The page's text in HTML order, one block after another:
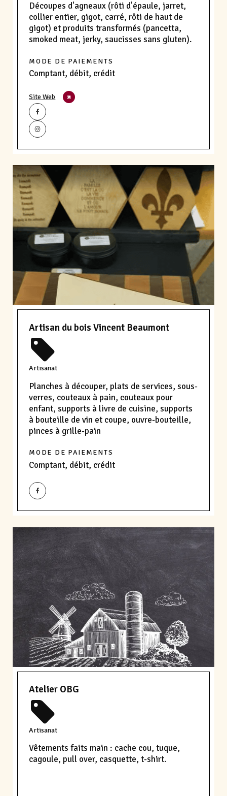
Découpes d'agneaux (rôti d'épaule, jarret,
collier entier, gigot, carré, rôti de haut de
gigot) et produits transformés (pancetta,
smoked meat, jerky, saucisses sans gluten).
MODE DE PAIEMENTS
Comptant, débit, crédit
Site Web
Artisan du bois Vincent Beaumont
Artisanat
Planches à découper, plats de services, sous-
verres, couteaux à pain, couteaux pour
enfant, supports à livre de cuisine, supports
à bouteille de vin et coupe, ouvre-bouteille,
pinces à grille-pain
MODE DE PAIEMENTS
Comptant, débit, crédit
Atelier OBG
Artisanat
Vêtements faits main : cache cou, tuque,
cagoule, pull over, casquette, t-shirt.